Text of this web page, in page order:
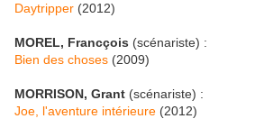
Daytripper (2012)
MOREL, Francçois (scénariste) :
Bien des choses (2009)
MORRISON, Grant (scénariste) :
Joe, l'aventure intérieure (2012)